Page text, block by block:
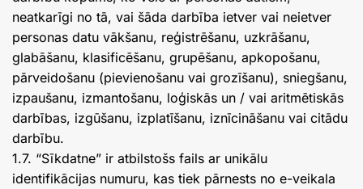
neatkarīgi no tā, vai šāda darbība ietver vai neietver
personas datu vākšanu, reģistrēšanu, uzkrāšanu,
glabāšanu, klasificēšanu, grupēšanu, apkopošanu,
pārveidošanu (pievienošanu vai grozīšanu), sniegšanu,
izpaušanu, izmantošanu, loģiskās un / vai aritmētiskās
darbības, izgūšanu, izplatīšanu, iznīcināšanu vai citādu
darbību.
1.7. “Sīkdatne” ir atbilstošs fails ar unikālu
identifikācijas numuru, kas tiek pārnests no e-veikala